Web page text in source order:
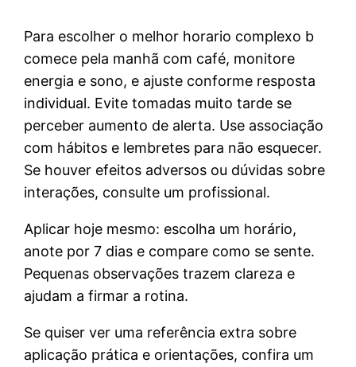
Para escolher o melhor horario complexo b
comece pela manhã com café, monitore
energia e sono, e ajuste conforme resposta
individual. Evite tomadas muito tarde se
perceber aumento de alerta. Use associação
com hábitos e lembretes para não esquecer.
Se houver efeitos adversos ou dúvidas sobre
interações, consulte um profissional.
Aplicar hoje mesmo: escolha um horário,
anote por 7 dias e compare como se sente.
Pequenas observações trazem clareza e
ajudam a firmar a rotina.
Se quiser ver uma referência extra sobre
aplicação prática e orientações, confira um